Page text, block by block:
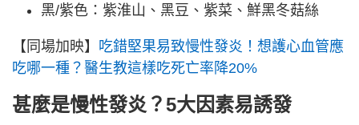
黑/紫色：紫淮山、黑豆、紫菜、鮮黑冬菇絲
【同場加映】 吃錯堅果易致慢性發炎！想護心血管應
吃哪一種？醫生教這樣吃死亡率降20%
甚麼是慢性發炎？5大因素易誘發